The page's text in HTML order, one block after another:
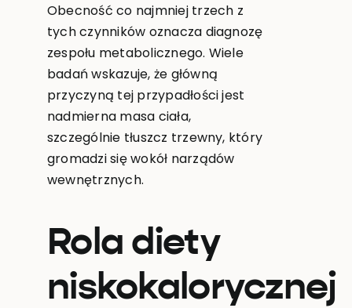
Obecność co najmniej trzech z
tych czynników oznacza diagnozę
zespołu metabolicznego. Wiele
badań wskazuje, że główną
przyczyną tej przypadłości jest
nadmierna masa ciała,
szczególnie tłuszcz trzewny, który
gromadzi się wokół narządów
wewnętrznych.
Rola diety
niskokalorycznej